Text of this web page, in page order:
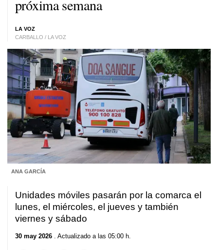
próxima semana
LA VOZ
CARBALLO / LA VOZ
ANA GARCÍA
Unidades móviles pasarán por la comarca el
lunes, el miércoles, el jueves y también
viernes y sábado
30 may 2026 . Actualizado a las 05:00 h.